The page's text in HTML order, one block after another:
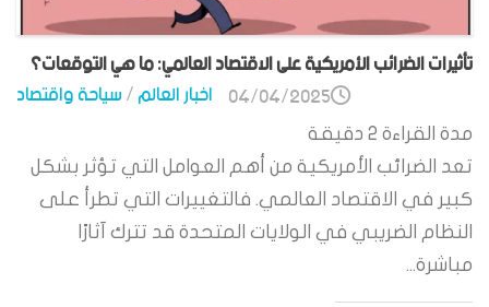
تأثيرات الضرائب الأمريكية على الاقتصاد العالمي: ما هي التوقعات؟
اخبار العالم/سياحة واقتصاد 04/04/2025
مدة القراءة 2 دقيقة
تعد الضرائب الأمريكية من أهم العوامل التي تؤثر بشكل
كبير في الاقتصاد العالمي. فالتغييرات التي تطرأ على
النظام الضريبي في الولايات المتحدة قد تترك آثارًا
مباشرة...